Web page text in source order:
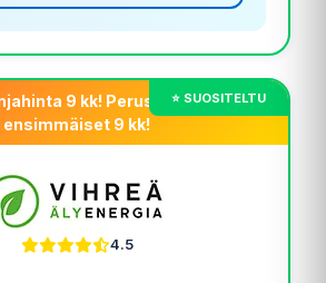
9 kk! Perusmaksu 0 €
ensimmäiset 9 kk!
4.5